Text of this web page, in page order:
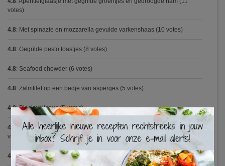
votes)
4.8: Met spinazie en mozzarella gevulde varkenshaas (10 votes)
4.8: Gegrilde pesto toastjes (8 votes)
4.8: Seafood chowder (6 votes)
4.8: Zalmfilet op een bedje van asperges (5 votes)
4.8:Blackwellsaus(5 votes)
4.7 Varkenshaasje met jagersaus en kroketten (Jeroen Meus)
(15
votes)
4.7:Gestoofde kip met dragon
×